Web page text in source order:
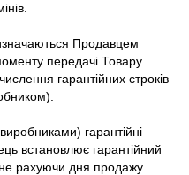
Продавцем
передачі Товару
гарантійних строків
гарантійні
встановлює гарантійний
рахуючи дня продажу.